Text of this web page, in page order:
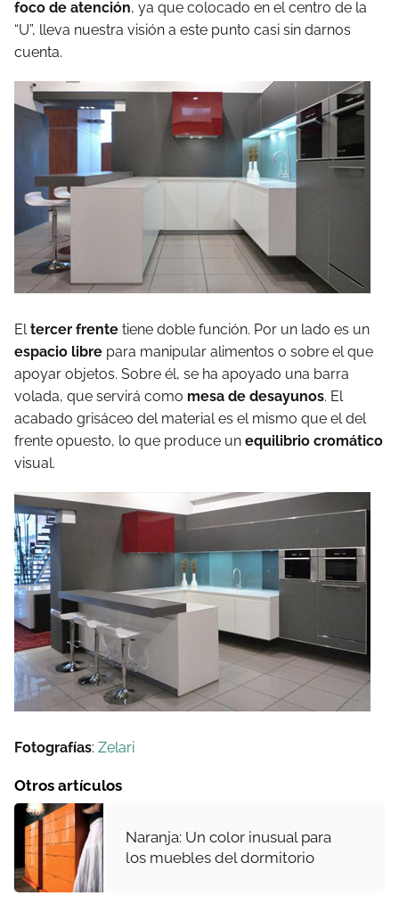
foco de atención, ya que colocado en el centro de la
“U”, lleva nuestra visión a este punto casi sin darnos
cuenta.
Eltercer frente tiene doble función. Por un lado es un
espacio libre para manipular alimentos o sobre el que
apoyar objetos. Sobre él, se ha apoyado una barra
volada, que servirá como mesa de desayunos. El
acabado grisáceo del material es el mismo que el del
frente opuesto, lo que produce un equilibrio cromático
visual.
Fotografías: Zelari
Otros artículos
Naranja: Un color inusual para
los muebles del dormitorio